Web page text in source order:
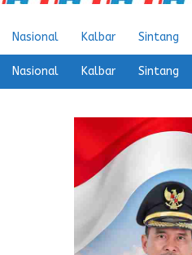
Nasional Kalbar Sintang
Nasional Kalbar Sintang